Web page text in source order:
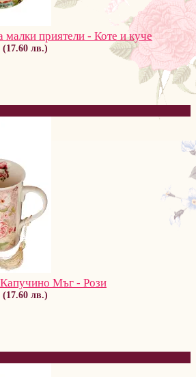
приятели - Коте и куче
(17.60 лв.)
Мъг - Рози
(17.60 лв.)